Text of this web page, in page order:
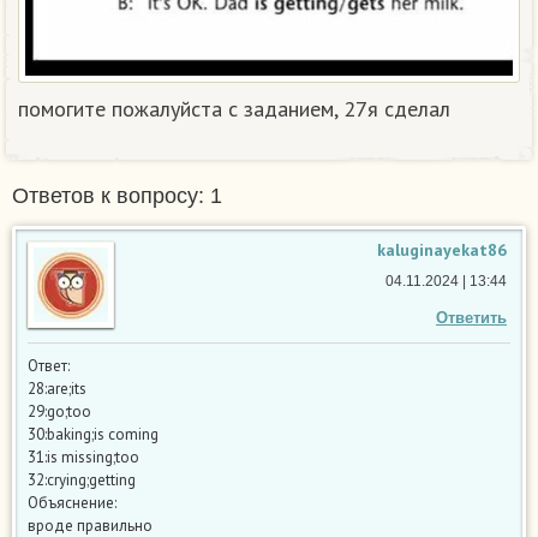
помогите пожалуйста с заданием, 27я сделал​
Ответов к вопросу: 1
kaluginayekat86
Ответить
04.11.2024 | 13:44
Ответ:
28:are;its
29:go;too
30:baking;is coming
31:is missing;too
32:crying;getting
Объяснение:
вроде правильно